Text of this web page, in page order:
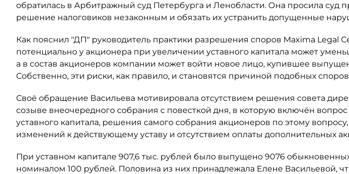
обратилась в Арбитражный суд Петербурга и Ленобласти. Она просила суд
решение налоговиков незаконным и обязать их устранить допущенные
Как пояснил "ДП" руководитель практики разрешения споров Maxima Legal
потенциально у акционера при увеличении уставного капитала может
а в состав акционеров компании может войти новое лицо, купившее
Собственно, эти риски, как правило, и становятся причиной подобных
Своё обращение Васильева мотивировала отсутствием решения совета
созыве внеочередного собрания с повесткой дня, в которую включён
уставного капитала, решения самого собрания акционеров по этому вопросу,
изменений к действующему уставу и отсутствием оплаты дополнительных
При уставном капитале 907,6 тыс. рублей было выпущено 9076
номиналом 100 рублей. Половина из них принадлежала Елене Васильевой,